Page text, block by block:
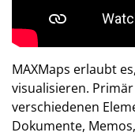
MAXMaps erlaubt
visualisieren.
verschiedenen
Dokumente,